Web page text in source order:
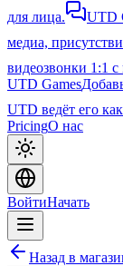
для лица.
UTD
медиа,
видеозвонки 1:1
UTD Games
UTD ведёт его
PricingО нас
ВойтиНачать
Назад в